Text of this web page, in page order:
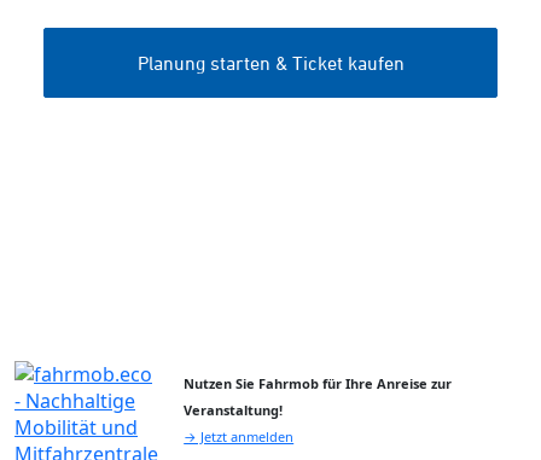
Nutzen Sie Fahrmob für Ihre Anreise zur
Veranstaltung!
→ Jetzt anmelden